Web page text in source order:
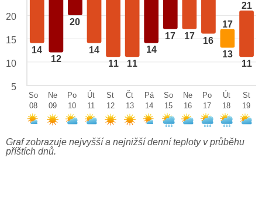
14
12
20
14
11 11
14
17 17 16
17
13
21
11
20
15
10
5
So
08
Ne
09
Po
10
Út
11
St
12
Čt
13
Pá
14
So
15
Ne
16
Po
17
Út
18
St
19
Graf zobrazuje nejvyšší a nejnižší denní teploty v průběhu
příštích dnů.